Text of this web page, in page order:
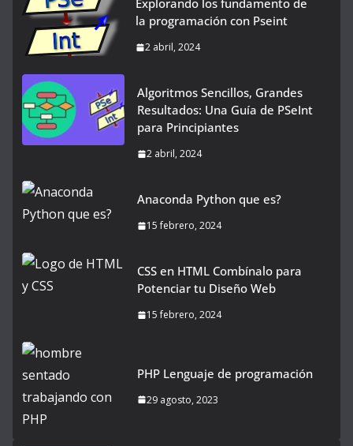
Explorando los fundamento de
la programación con Pseint
2 abril, 2024
Algoritmos Sencillos, Grandes
Resultados: Una Guía de PSeInt
para Principiantes
2 abril, 2024
Anaconda Python que es?
15 febrero, 2024
CSS en HTML Combínalo para
Potenciar tu Diseño Web
15 febrero, 2024
PHP Lenguaje de programación
29 agosto, 2023